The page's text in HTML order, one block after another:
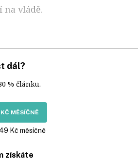
na vládě.
dál?
% článku.
MĚSÍČNĚ
Kč měsíčně
získáte